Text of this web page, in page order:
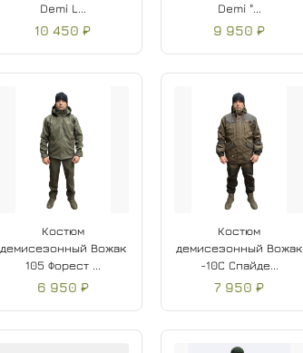
Demi L...
10 450 ₽
Demi "...
9 950 ₽
Костюм
демисезонный Вожак
105 Форест ...
6 950 ₽
Костюм
демисезонный Вожак
-10С Спайде...
7 950 ₽